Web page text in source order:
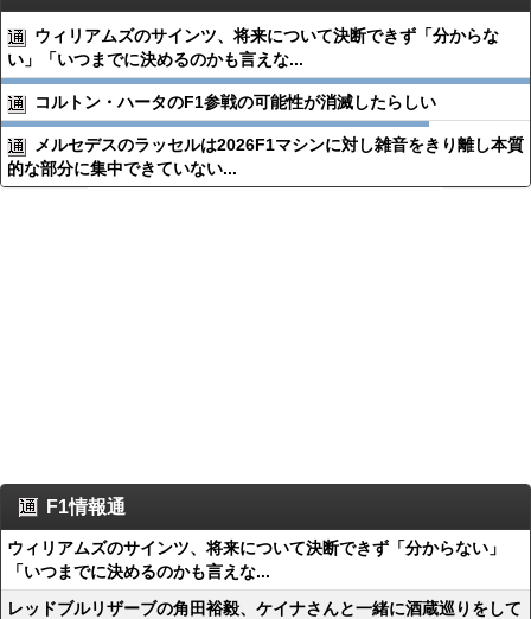
ウィリアムズのサインツ、将来について決断できず「分からな
い」「いつまでに決めるのかも言えな...
コルトン・ハータのF1参戦の可能性が消滅したらしい
メルセデスのラッセルは2026F1マシンに対し雑音をきり離し本質
的な部分に集中できていない...
F1情報通
ウィリアムズのサインツ、将来について決断できず「分からない」
「いつまでに決めるのかも言えな...
レッドブルリザーブの角田裕毅、ケイナさんと一緒に酒蔵巡りをして